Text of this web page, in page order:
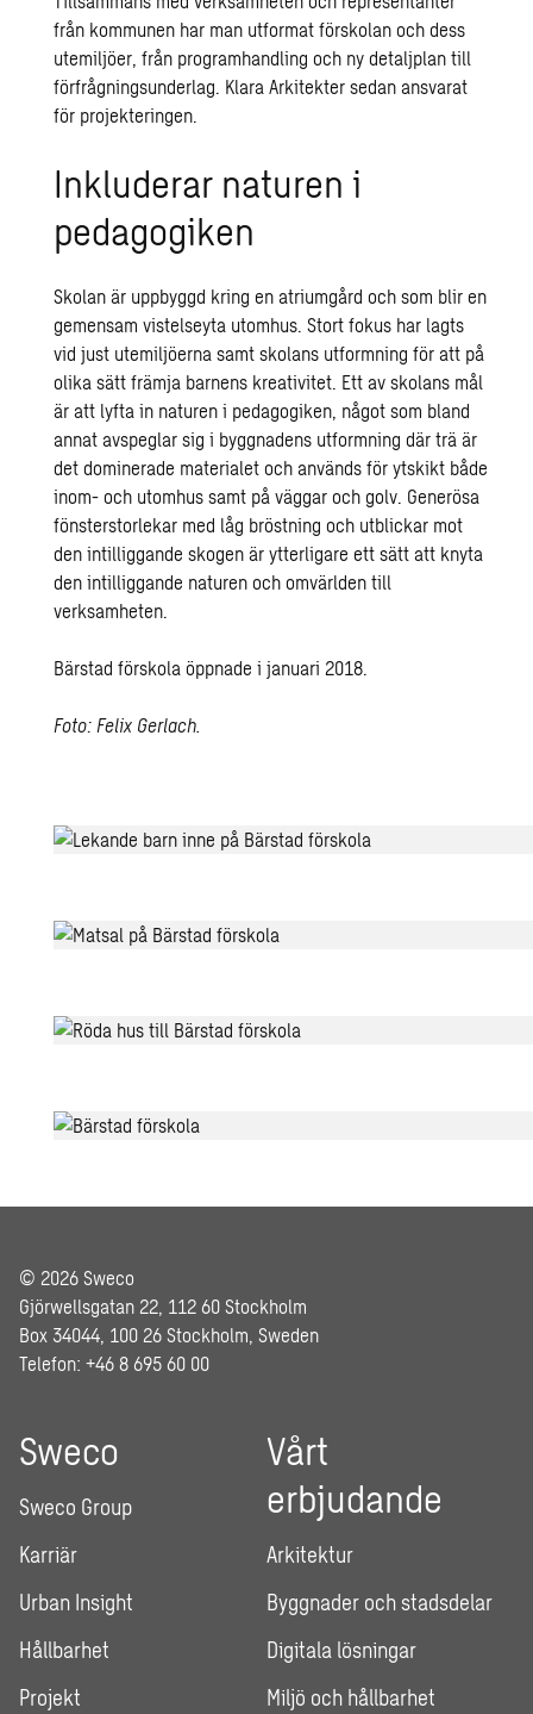
från kommunen har man utformat förskolan och dess
utemiljöer, från programhandling och ny detaljplan till
förfrågningsunderlag. Klara Arkitekter sedan ansvarat
för projekteringen.
Inkluderar naturen i
pedagogiken
Skolan är uppbyggd kring en atriumgård och som blir en
gemensam vistelseyta utomhus. Stort fokus har lagts
vid just utemiljöerna samt skolans utformning för att på
olika sätt främja barnens kreativitet. Ett av skolans mål
är att lyfta in naturen i pedagogiken, något som bland
annat avspeglar sig i byggnadens utformning där trä är
det dominerade materialet och används för ytskikt både
inom- och utomhus samt på väggar och golv. Generösa
fönsterstorlekar med låg bröstning och utblickar mot
den intilliggande skogen är ytterligare ett sätt att knyta
den intilliggande naturen och omvärlden till
verksamheten.
Bärstad förskola öppnade i januari 2018.
Foto: Felix Gerlach.
© 2026 Sweco
Gjörwellsgatan 22, 112 60 Stockholm
Box 34044, 100 26 Stockholm, Sweden
Telefon: +46 8 695 60 00
Sweco
Sweco Group
Karriär
Urban Insight
Hållbarhet
Projekt
Vårt
erbjudande
Arkitektur
Byggnader och stadsdelar
Digitala lösningar
Miljö och hållbarhet